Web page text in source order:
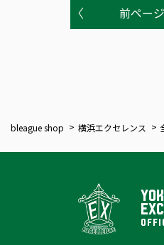
前ペー
bleague shop 横浜エクセレンス